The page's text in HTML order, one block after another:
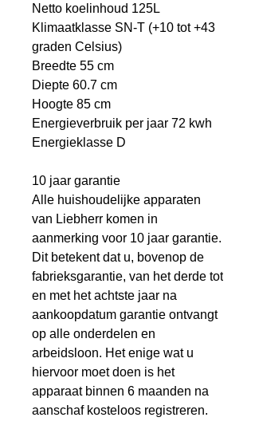
Netto koelinhoud 125L
Klimaatklasse SN-T (+10 tot +43
graden Celsius)
Breedte 55 cm
Diepte 60.7 cm
Hoogte 85 cm
Energieverbruik per jaar 72 kwh
Energieklasse D
10 jaar garantie
Alle huishoudelijke apparaten
van Liebherr komen in
aanmerking voor 10 jaar garantie.
Dit betekent dat u, bovenop de
fabrieksgarantie, van het derde tot
en met het achtste jaar na
aankoopdatum garantie ontvangt
op alle onderdelen en
arbeidsloon. Het enige wat u
hiervoor moet doen is het
apparaat binnen 6 maanden na
aanschaf kosteloos registreren.